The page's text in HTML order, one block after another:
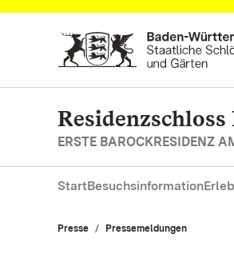
Zum Hauptinhalt springen
ERSTE BAROCKRESIDENZ
StartBesuchsinformation
Presse Pressemeldungen